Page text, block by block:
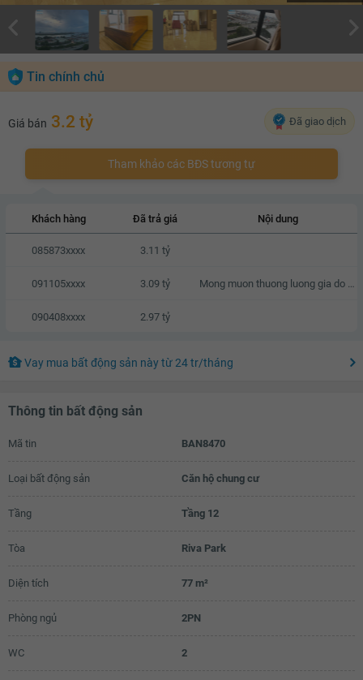
Tin chính chủ
Giá bán 3.2 tỷ Đã giao dịch
Tham khảo các BĐS tương tự
Khách hàng Đã trả giá Nội dung
085873xxxx 3.11 tỷ
091105xxxx 3.09 tỷ
090408xxxx 2.97 tỷ
Vay mua bất động sản nàytừ24 tr/tháng
Thông tin bất động sản
Mã tin BAN8470
Loại bất động sản Căn hộ chung cư
Tầng Tầng 12
Tòa Riva Park
Diện tích 77 m²
Phòng ngủ 2PN
WC 2